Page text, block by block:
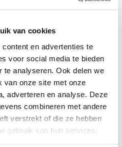
van cookies
en advertenties te
voor social media te bieden
te analyseren. Ook delen we
van onze site met onze
adverteren en analyse. Deze
combineren met andere
verstrekt of die ze hebben
gebruik van hun services.